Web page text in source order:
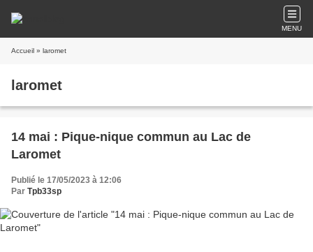
MENU
Accueil » laromet
laromet
14 mai : Pique-nique commun au Lac de
Laromet
Publié le 17/05/2023 à 12:06
Par Tpb33sp